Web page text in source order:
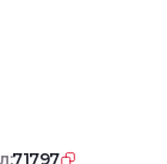
71797